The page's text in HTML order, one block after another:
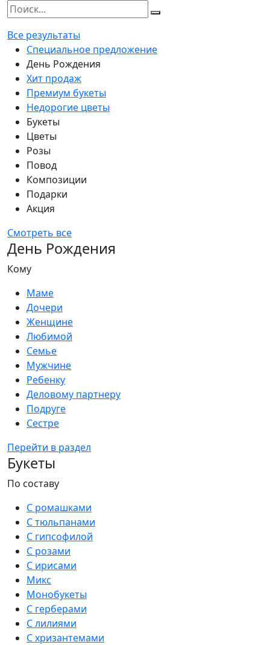
Все результаты
Специальное предложение
День Рождения
Хит продаж
Премиум букеты
Недорогие цветы
Букеты
Цветы
Розы
Повод
Композиции
Подарки
Акция
Смотреть все
День Рождения
Кому
Маме
Дочери
Женщине
Любимой
Семье
Мужчине
Ребенку
Деловому партнеру
Подруге
Сестре
Перейти в раздел
Букеты
По составу
С ромашками
С тюльпанами
С гипсофилой
С розами
С ирисами
Микс
Монобукеты
С герберами
С лилиями
С хризантемами